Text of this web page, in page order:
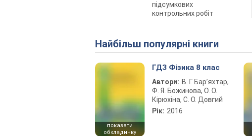
підсумкових
контрольних робіт
Найбільш популярні книги
показати
обкладинку
ГДЗ Фізика 8 клас
Автори: В. Г. Бар’яхтар,
Ф. Я. Божинова, О. О.
Кірюхіна, С. О. Довгий
Рік: 2016